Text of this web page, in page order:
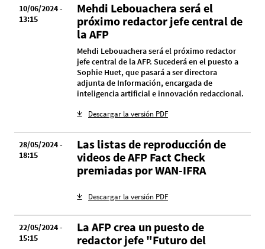
10/06/2024 -
13:15
Mehdi Lebouachera será el
próximo redactor jefe central de
la AFP
Mehdi Lebouachera será el próximo redactor
jefe central de la AFP. Sucederá en el puesto a
Sophie Huet, que pasará a ser directora
adjunta de Información, encargada de
inteligencia artificial e innovación redaccional.
Descargar la versión PDF
28/05/2024 -
18:15
Las listas de reproducción de
videos de AFP Fact Check
premiadas por WAN-IFRA
Descargar la versión PDF
22/05/2024 -
15:15
La AFP crea un puesto de
redactor jefe "Futuro del